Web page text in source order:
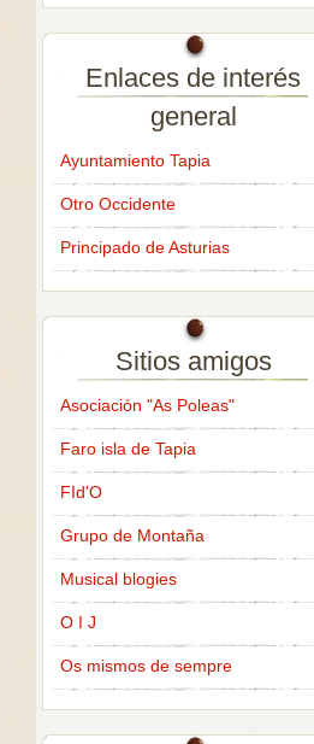
Enlaces de interés
general
Ayuntamiento Tapia
Otro Occidente
Principado de Asturias
Sitios amigos
Asociación "As Poleas"
Faro isla de Tapia
FId'O
Grupo de Montaña
Musical blogies
O I J
Os mismos de sempre